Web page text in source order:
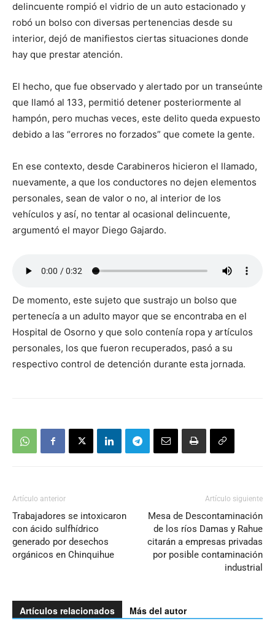
delincuente rompió el vidrio de un auto estacionado y
robó un bolso con diversas pertenencias desde su
interior, dejó de manifiestos ciertas situaciones donde
hay que prestar atención.
El hecho, que fue observado y alertado por un transeúnte
que llamó al 133, permitió detener posteriormente al
hampón, pero muchas veces, este delito queda expuesto
debido a las “errores no forzados” que comete la gente.
En ese contexto, desde Carabineros hicieron el llamado,
nuevamente, a que los conductores no dejen elementos
personales, sean de valor o no, al interior de los
vehículos y así, no tentar al ocasional delincuente,
argumentó el mayor Diego Gajardo.
De momento, este sujeto que sustrajo un bolso que
pertenecía a un adulto mayor que se encontraba en el
Hospital de Osorno y que solo contenía ropa y artículos
personales, los que fueron recuperados, pasó a su
respectivo control de detención durante esta jornada.
Artículo anterior
Trabajadores se intoxicaron
con ácido sulfhídrico
generado por desechos
orgánicos en Chinquihue
Artículo siguiente
Mesa de Descontaminación
de los ríos Damas y Rahue
citarán a empresas privadas
por posible contaminación
industrial
Artículos relacionados Más del autor